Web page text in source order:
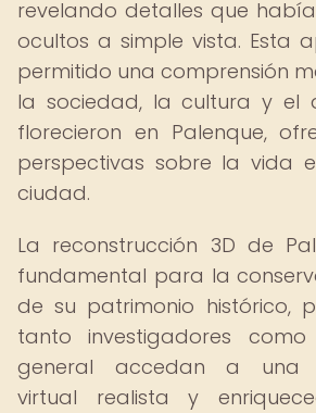
revelando detalles que
ocultos a simple vista. Esta
permitido una comprensión
la sociedad, la cultura y el
florecieron en Palenque,
perspectivas sobre la vida
ciudad.
La reconstrucción 3D de
fundamental para la
de su patrimonio histórico,
tanto investigadores
general accedan a una
virtual realista y